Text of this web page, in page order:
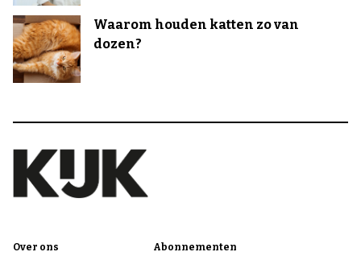
Waarom houden katten zo van
dozen?
Over ons Abonnementen